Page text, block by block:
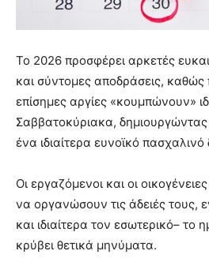
Το 2026 προσφέρει αρκετές
και σύντομες αποδράσεις, καθώς
επίσημες αργίες «κουμπώνουν»
Σαββατοκύριακα,
ένα ιδιαίτερα ευνοϊκό πασχαλινό
Οι εργαζόμενοι και οι
να οργανώσουν τις άδειές τους,
και ιδιαίτερα τον εσωτερικό– το
κρύβει θετικά μηνύματα.